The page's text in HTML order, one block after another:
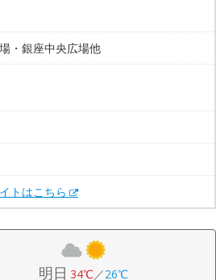
・銀座中央広場他
トはこちら
明日 34℃／26℃